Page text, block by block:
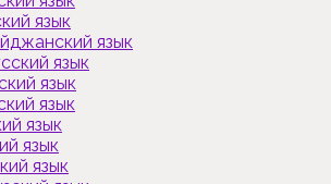
язык
язык
язык
язык
язык
язык
язык
язык